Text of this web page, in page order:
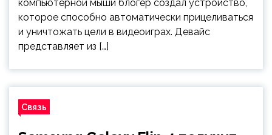
компьютерной мыши блогер создал устройство,
которое способно автоматически прицеливаться
и уничтожать цели в видеоиграх. Девайс
представляет из […]
Связь